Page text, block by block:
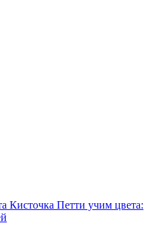
Кисточка Петти учим цвета: